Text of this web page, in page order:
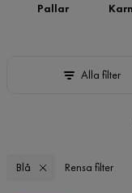
Pallar
Alla filter
Blå Rensa filter